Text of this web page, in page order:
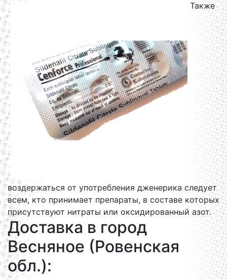
Также
воздержаться от употребления дженерика следует
всем, кто принимает препараты, в составе которых
присутствуют нитраты или оксидированный азот.
Доставка в город
Весняное (Ровенская
обл.):